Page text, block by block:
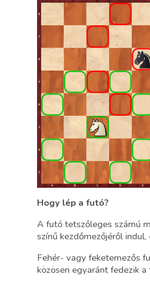
Hogy lép a futó?
A futó tetszőleges számú
színű kezdőmezőjéről
Fehér- vagy feketemezős
közösen egyaránt fedezik